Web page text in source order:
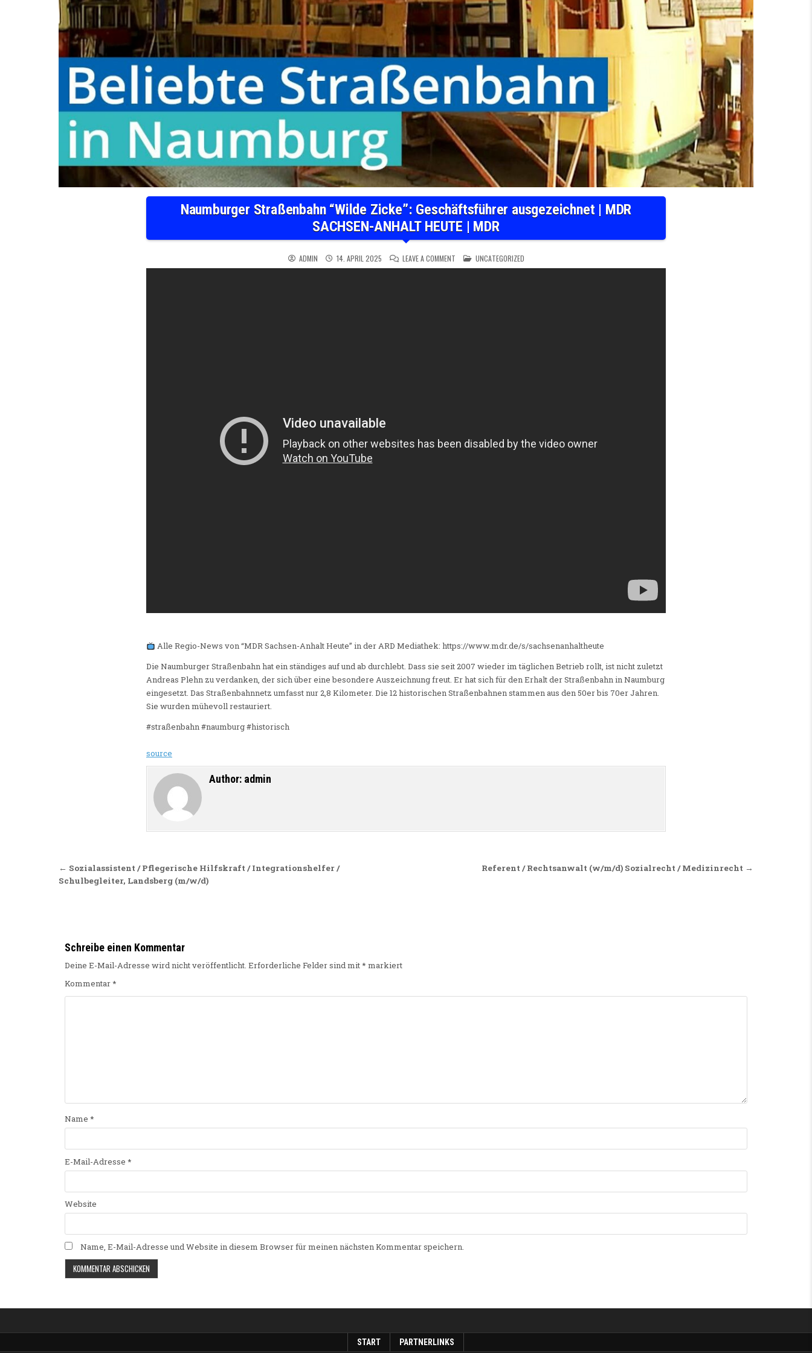
Naumburger Straßenbahn “Wilde Zicke”: Geschäftsführer ausgezeichnet | MDR
SACHSEN-ANHALT HEUTE | MDR
ADMIN 14. APRIL 2025 LEAVE A COMMENTON NAUMBURGER STRASSENBAHN “WILDE ZICKE”: GESCHÄFTSFÜHRER AUSGEZEICHNET | MDR SACHSEN-ANHALT HEUTE |
POSTED IN
UNCATEGORIZED
Alle Regio-News von “MDR Sachsen-Anhalt Heute” in der ARD Mediathek: https://www.mdr.de/s/sachsenanhaltheute
Die Naumburger Straßenbahn hat ein ständiges auf und ab durchlebt. Dass sie seit 2007 wieder im täglichen Betrieb rollt, ist nicht zuletzt
Andreas Plehn zu verdanken, der sich über eine besondere Auszeichnung freut. Er hat sich für den Erhalt der Straßenbahn in Naumburg
eingesetzt. Das Straßenbahnnetz umfasst nur 2,8 Kilometer. Die 12 historischen Straßenbahnen stammen aus den 50er bis 70er Jahren.
Sie wurden mühevoll restauriert.
#straßenbahn #naumburg #historisch
source
Author: admin
Beitragsnavigation Referent / Rechtsanwalt (w/m/d) Sozialrecht / Medizinrecht →
← Sozialassistent / Pflegerische Hilfskraft / Integrationshelfer /
Schulbegleiter, Landsberg (m/w/d)
Schreibe einen Kommentar
Deine E-Mail-Adresse wird nicht veröffentlicht. Erforderliche Felder sind mit* markiert
Kommentar*
Name *
E-Mail-Adresse *
Website
Name, E-Mail-Adresse und Website in diesem Browser für meinen nächsten Kommentar speichern.
START PARTNERLINKS